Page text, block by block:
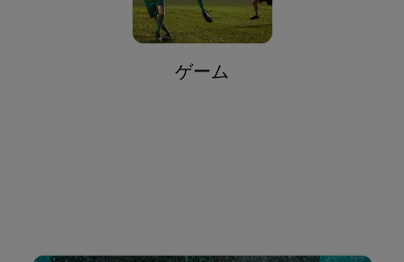
ゲーム